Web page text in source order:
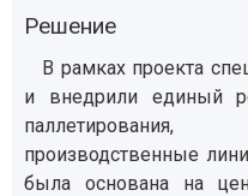
Решение
В рамках проекта
и внедрили единый
производственные
была основана на